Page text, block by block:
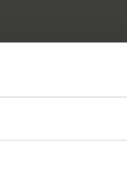
schon beherrschen.